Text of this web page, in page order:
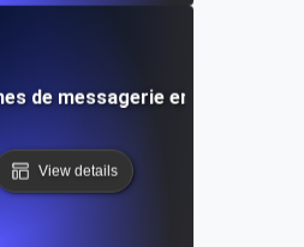
de messagerie en temps réel
View details